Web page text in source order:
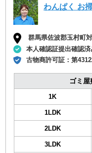
わんぱく お
群馬県佐波郡玉村町
本人確認証提出確認済
古物商許可証：第
ゴミ
1K
1LDK
2LDK
3LDK